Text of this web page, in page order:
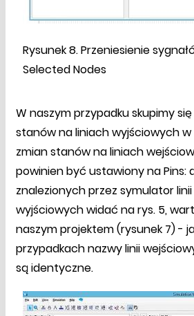
Rysunek 8. Przeniesienie
Selected Nodes
W naszym przypadku skupimy
stanów na liniach wyjściowych w
zmian stanów na liniach
powinien być ustawiony na Pins:
znalezionych przez symulator
wyjściowych widać na rys. 5,
naszym projektem (rysunek 7) -
przypadkach nazwy linii
są identyczne.